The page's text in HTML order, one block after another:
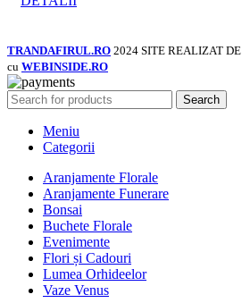
TRANDAFIRUL.RO 2024 SITE REALIZAT DE
cu WEBINSIDE.RO
Search
Meniu
Categorii
Aranjamente Florale
Aranjamente Funerare
Bonsai
Buchete Florale
Evenimente
Flori și Cadouri
Lumea Orhideelor
Vaze Venus